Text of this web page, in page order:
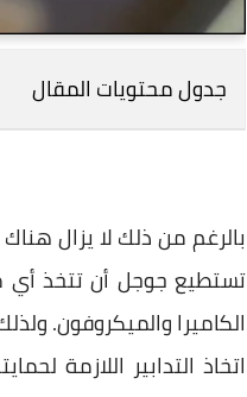
جدول محتويات المقال
بالرغم من ذلك لا يزال
تستطيع جوجل أن تتخذ أي
الكاميرا والميكروفون.
اتخاذ التدابير